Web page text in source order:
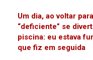
Um dia, ao voltar
“deficiente” se
piscina: eu estava
que fiz em seguida